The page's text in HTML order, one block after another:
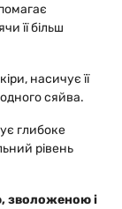
її більш
насичує її
сяйва.
глибоке
рівень
зволоженою і